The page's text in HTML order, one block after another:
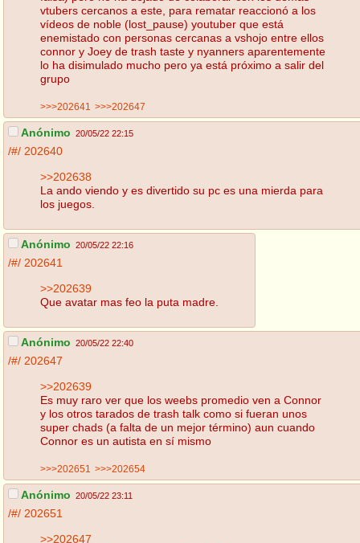
vtubers cercanos a este, para rematar reaccionó a los
vídeos de noble (lost_pause) youtuber que está
enemistado con personas cercanas a vshojo entre ellos
connor y Joey de trash taste y nyanners aparentemente
lo ha disimulado mucho pero ya está próximo a salir del
grupo
>>>202641 >>>202647
Anónimo 20/05/22 22:15
/#/ 202640
>>202638
La ando viendo y es divertido su pc es una mierda para
los juegos.
Anónimo 20/05/22 22:16
/#/ 202641
>>202639
Que avatar mas feo la puta madre.
Anónimo 20/05/22 22:40
/#/ 202647
>>202639
Es muy raro ver que los weebs promedio ven a Connor
y los otros tarados de trash talk como si fueran unos
super chads (a falta de un mejor término) aun cuando
Connor es un autista en sí mismo
>>>202651 >>>202654
Anónimo 20/05/22 23:11
/#/ 202651
>>202647